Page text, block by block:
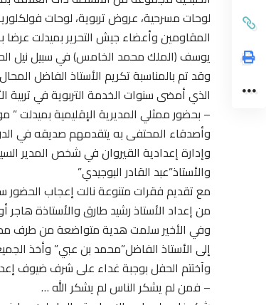
لوحات مسرحية، عروض تربوية، لوحات
المقاومين وأعضاء جيش التحرير بميدلت
يوسف (الملك محمد الخامس) في سبيل نيل
وقد تم بالمناسبة تكريم الأستاذ الفاضل
الذي أمضى سنوات الخدمة التربوية في تربية
– بحضور ممثلي المديرية الإقليمية بميدلت ”
وأصدقاء المحتفى به يتقدمهم صديقه في
وإدارة إعدادية القيروان في شخص المدير
والأستاذ”عبد القادر البوجيدي”
مع تقديم فقرات متنوعة نالت إعجاب الحضور
من إعداد الأستاذ رشيد طارق والأستاذة هاجر
وفي الأخير سلمت هدية متواضعة من طرف مدير
إلى الأستاذ الفاضل”محمد بن عبي” وأخذ
وآختتم الحفل بوجبة غداء على شرف ضيوف
– فمن لم يشكر الناس لم يشكر الله …